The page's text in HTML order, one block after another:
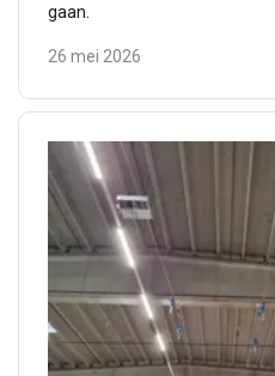
gaan.
26 mei 2026